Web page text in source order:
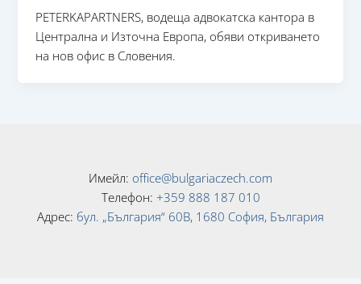
PETERKAPARTNERS, водеща адвокатска кантора в
Централна и Източна Европа, обяви откриването
на нов офис в Словения.
Имейл: office@bulgariaczech.com
Телефон: +359 888 187 010
Адрес: бул. „България“ 60В, 1680 София, България